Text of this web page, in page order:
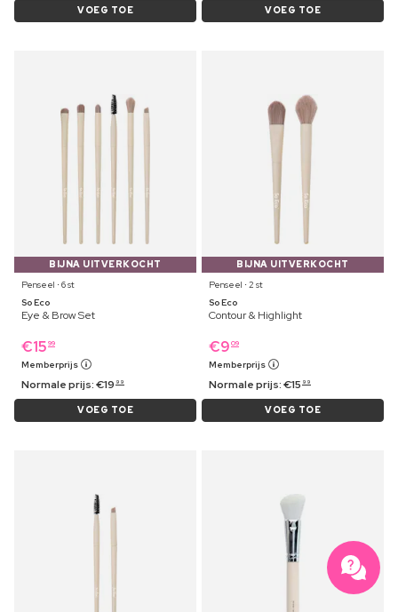
VOEG TOE VOEG TOE
BIJNA UITVERKOCHT
Penseel ⋅ 6 st
So Eco
Eye & Brow Set
€15 99
Memberprijs
Normale prijs:€19 99
VOEG TOE
BIJNA UITVERKOCHT
Penseel ⋅ 2 st
So Eco
Contour & Highlight
€9 09
Memberprijs
Normale prijs:€15 99
VOEG TOE